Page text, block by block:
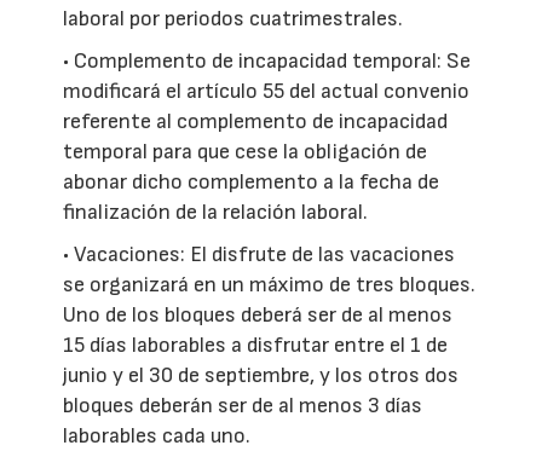
laboral por periodos cuatrimestrales.
• Complemento de incapacidad temporal: Se
modificará el artículo 55 del actual convenio
referente al complemento de incapacidad
temporal para que cese la obligación de
abonar dicho complemento a la fecha de
finalización de la relación laboral.
• Vacaciones: El disfrute de las vacaciones
se organizará en un máximo de tres bloques.
Uno de los bloques deberá ser de al menos
15 días laborables a disfrutar entre el 1 de
junio y el 30 de septiembre, y los otros dos
bloques deberán ser de al menos 3 días
laborables cada uno.